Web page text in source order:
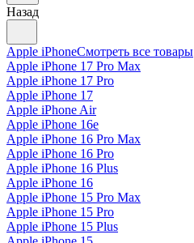
Назад
Apple iPhoneСмотреть все товары
Apple iPhone 17 Pro Max
Apple iPhone 17 Pro
Apple iPhone 17
Apple iPhone Air
Apple iPhone 16e
Apple iPhone 16 Pro Max
Apple iPhone 16 Pro
Apple iPhone 16 Plus
Apple iPhone 16
Apple iPhone 15 Pro Max
Apple iPhone 15 Pro
Apple iPhone 15 Plus